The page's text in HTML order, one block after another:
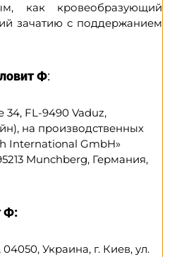
как кровеобразующий
зачатию с поддержанием
Ф:
34, FL-9490 Vaduz,
на производственных
International GmbH»
Munchberg, Германия,
Ф:
Украина, г. Киев, ул.